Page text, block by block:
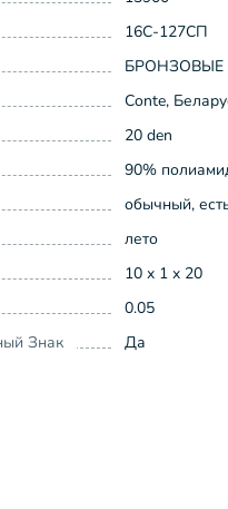
16С-127СП
БРОНЗОВЫЕ
Conte,
20 den
90%
обычный,
лето
10 x 1 x 20
0.05
Знак
Да